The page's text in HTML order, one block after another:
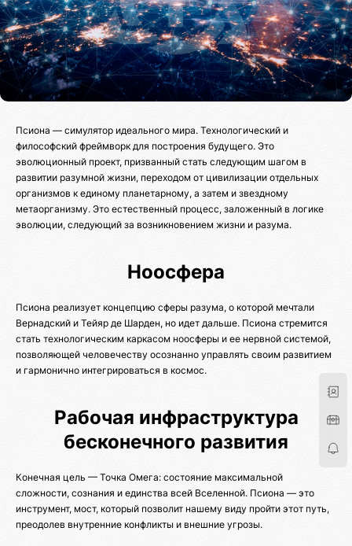
Псиона — симулятор идеального мира. Технологический и
философский фреймворк для построения будущего. Это
эволюционный проект, призванный стать следующим шагом в
развитии разумной жизни, переходом от цивилизации отдельных
организмов к единому планетарному, а затем и звездному
метаорганизму. Это естественный процесс, заложенный в логике
эволюции, следующий за возникновением жизни и разума.
Ноосфера
Псиона реализует концепцию сферы разума, о которой мечтали
Вернадский и Тейяр де Шарден, но идет дальше. Псиона стремится
стать технологическим каркасом ноосферы и ее нервной системой,
позволяющей человечеству осознанно управлять своим развитием
и гармонично интегрироваться в космос.
Рабочая инфраструктура
бесконечного развития
Конечная цель — Точка Омега: состояние максимальной
сложности, сознания и единства всей Вселенной. Псиона — это
инструмент, мост, который позволит нашему виду пройти этот путь,
преодолев внутренние конфликты и внешние угрозы.